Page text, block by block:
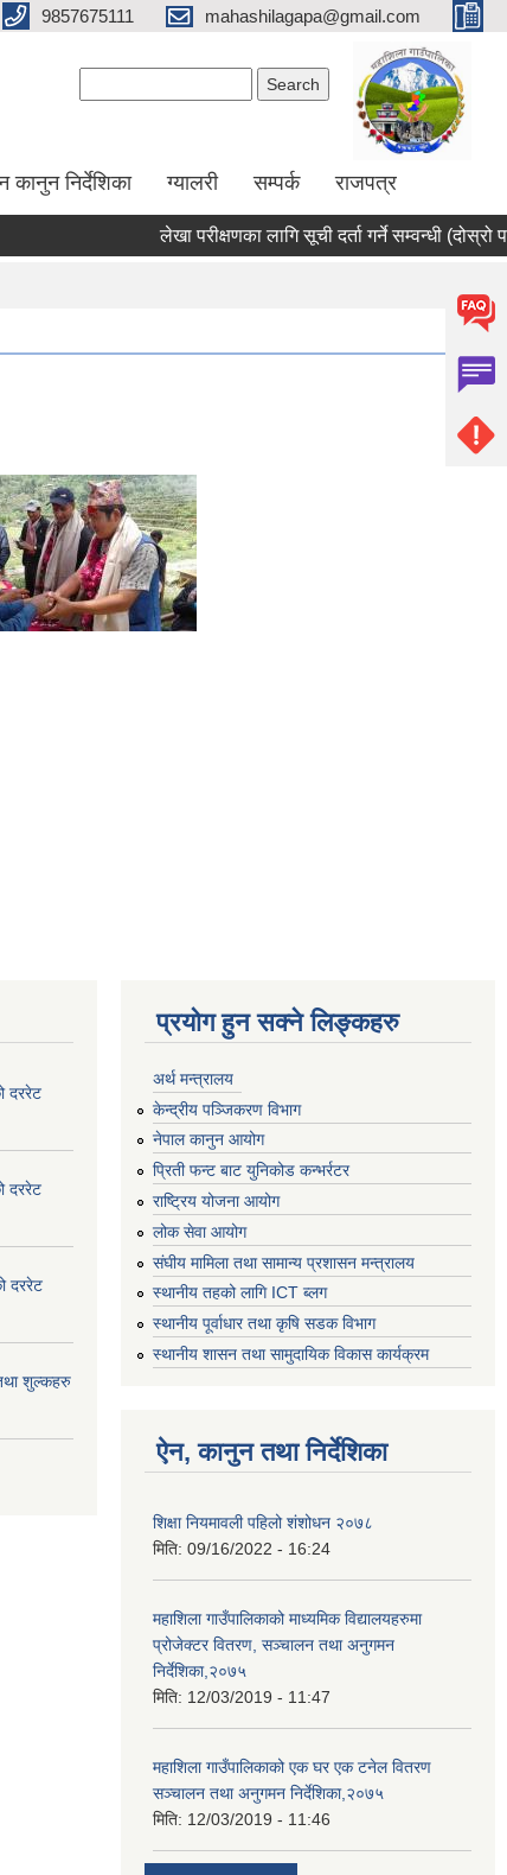
9857675111 mahashilagapa@gmail.com
कानुन निर्देशिका ग्यालरी सम्पर्क राजपत्र
लेखा परीक्षणका लागि सूची दर्ता गर्ने सम्वन्धी (दोस्रो
दररेट
दररेट
दररेट
शुल्कहरु
प्रयोग हुन सक्ने लिङ्कहरु
अर्थ मन्त्रालय
केन्द्रीय पञ्जिकरण विभाग
नेपाल कानुन आयोग
प्रिती फन्ट बाट युनिकोड कन्भर्रटर
राष्ट्रिय योजना आयोग
लोक सेवा आयोग
संघीय मामिला तथा सामान्य प्रशासन मन्त्रालय
स्थानीय तहको लागि ICT ब्लग
स्थानीय पूर्वाधार तथा कृषि सडक विभाग
स्थानीय शासन तथा सामुदायिक विकास कार्यक्रम
ऐन, कानुन तथा निर्देशिका
शिक्षा नियमावली पहिलो शंशोधन २०७८
मिति: 09/16/2022 - 16:24
महाशिला गाउँपालिकाको माध्यमिक विद्यालयहरुमा
प्रोजेक्टर वितरण, सञ्चालन तथा अनुगमन
निर्देशिका,२०७५
मिति: 12/03/2019 - 11:47
महाशिला गाउँपालिकाको एक घर एक टनेल वितरण
सञ्चालन तथा अनुगमन निर्देशिका,२०७५
मिति: 12/03/2019 - 11:46